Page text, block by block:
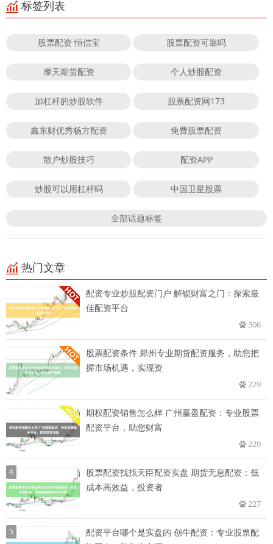
标签列表
股票配资 恒信宝 股票配资可靠吗
摩天期货配资 个人炒股配资
加杠杆的炒股软件 股票配资网173
鑫东财优秀杨方配资 免费股票配资
散户炒股技巧 配资APP
炒股可以用杠杆吗 中国卫星股票
全部话题标签
热门文章
配资专业炒股配资门户 解锁财富之门：探索最
佳配资平台
306
股票配资条件 郑州专业期货配资服务，助您把
握市场机遇，实现资
229
期权配资销售怎么样 广州赢盈配资：专业股票
配资平台，助您财富
229
4
股票配资找找天臣配资实盘 期货无息配资：低
成本高效益，投资者
227
5
配资平台哪个是实盘的 创牛配资：专业股票配